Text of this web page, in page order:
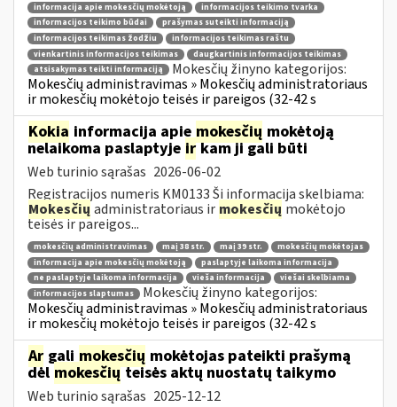
informacija apie mokesčių mokėtoją
informacijos teikimo tvarka
informacijos teikimo būdai
prašymas suteikti informaciją
informacijos teikimas žodžiu
informacijos teikimas raštu
vienkartinis informacijos teikimas
daugkartinis informacijos teikimas
atsisakymas teikti informaciją
Mokesčių žinyno kategorijos:
Mokesčių administravimas » Mokesčių administratoriaus
ir mokesčių mokėtojo teisės ir pareigos (32-42 s
Kokia informacija apie mokesčių mokėtoją
nelaikoma paslaptyje irkam ji gali būti
Web turinio sąrašas 2026-06-02
Registracijos numeris KM0133 Ši informacija skelbiama:
Mokesčių administratoriaus ir mokesčių mokėtojo
teisės ir pareigos...
mokesčių administravimas maį 38 str. maį 39 str.
mokesčių mokėtojas
informacija apie mokesčių mokėtoją
paslaptyje laikoma informacija
ne paslaptyje laikoma informacija
vieša informacija
viešai skelbiama
informacijos slaptumas
Mokesčių žinyno kategorijos:
Mokesčių administravimas » Mokesčių administratoriaus
ir mokesčių mokėtojo teisės ir pareigos (32-42 s
Ar gali mokesčių mokėtojas pateikti prašymą
dėl mokesčiųteisės aktų nuostatų taikymo
Web turinio sąrašas 2025-12-12